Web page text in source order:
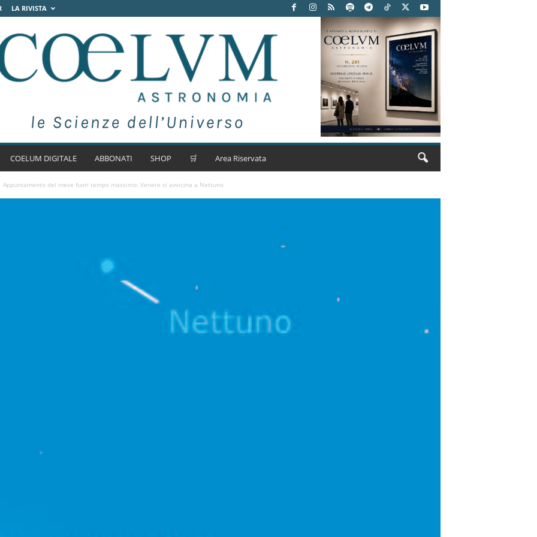
LA RIVISTA
COELUM DIGITALE ABBONATI SHOP 🛒 Area Riservata
Appuntamento del mese fuori tempo massimo: Venere si avvicina a Nettuno